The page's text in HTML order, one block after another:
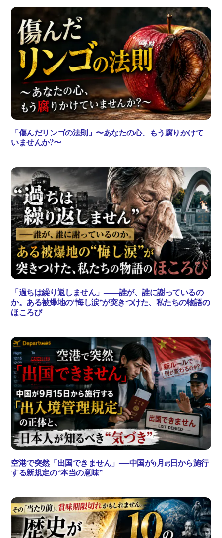
「傷んだリンゴの法則」〜あなたの心、もう腐りかけて
いませんか?〜
「過ちは繰り返しません」――誰が、誰に謝っているの
か。ある被爆地の“悔し涙”が突きつけた、私たちの物語の
ほころび
空港で突然「出国できません」──中国が9月15日から施行
する新規定の“本当の意味”